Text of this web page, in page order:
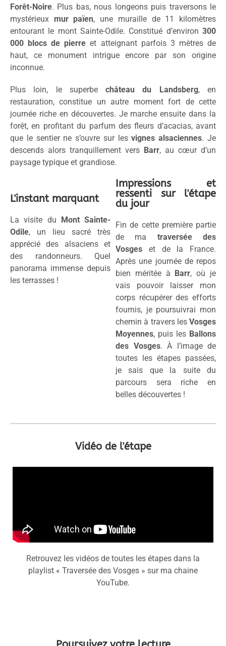
Forêt-Noire. Plus bas, nous longeons puis traversons le
mystérieux mur païen, une muraille de 11 kilomètres
entourant le mont Sainte-Odile. Constitué d’environ 300
000 blocs de pierre et atteignant parfois 3 mètres de
haut, ce monument intrigue encore par son origine
inconnue.
Plus loin, le superbechâteau du Landsberg, en
restauration, constitue un autre moment fort de cette
journée riche en découvertes. Je marche ensuite dans la
forêt, en profitant du parfum des fleurs d’acacias, avant
que le sentier ne s’ouvre sur lesvignes alsaciennes. Je
descends alors tranquillement vers Barr, au cœur d’un
paysage typique et grandiose.
L'instant marquant
La visite du Mont Sainte-
Odile, un lieu sacré très
apprécié des alsaciens et
des randonneurs. Quel
panorama immense depuis
les terrasses !
Impressions et
ressenti sur l'étape
du jour
Fin de cette première partie
de ma traversée des
Vosges et de la France.
Après une journée de repos
bien méritée à Barr, où je
vais pouvoir laisser mon
corps récupérer des efforts
fournis, je poursuivrai mon
chemin à travers les Vosges
Moyennes, puis les Ballons
des Vosges. À l’image de
toutes les étapes passées,
je sais que la suite du
parcours sera riche en
belles découvertes !
Vidéo de l'étape
Retrouvez les vidéos de toutes les étapes dans la
playlist « Traversée des Vosges » sur ma chaine
YouTube.